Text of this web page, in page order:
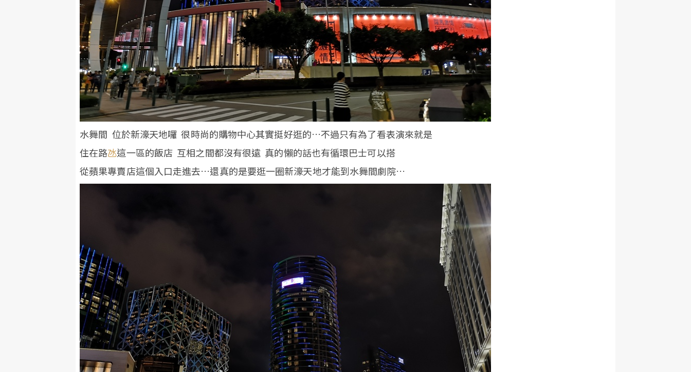
水舞間 位於新濠天地囉 很時尚的購物中心其實挺好逛的…不過只有為了看表演來就是
住在路氹這一區的飯店 互相之間都沒有很遠 真的懶的話也有循環巴士可以搭
從蘋果專賣店這個入口走進去…還真的是要逛一圈新濠天地才能到水舞間劇院…